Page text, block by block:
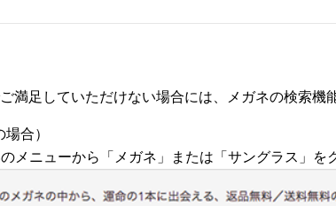
ご満足していただけない場合には、メガネの検索機
場合）
メニューから「メガネ」または「サングラス」を